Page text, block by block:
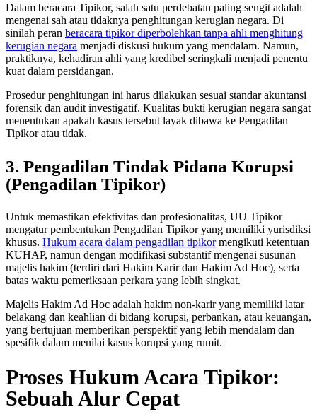
Dalam beracara Tipikor, salah satu perdebatan paling sengit adalah
mengenai sah atau tidaknya penghitungan kerugian negara. Di
sinilah peran beracara tipikor diperbolehkan tanpa ahli menghitung
kerugian negara menjadi diskusi hukum yang mendalam. Namun,
praktiknya, kehadiran ahli yang kredibel seringkali menjadi penentu
kuat dalam persidangan.
Prosedur penghitungan ini harus dilakukan sesuai standar akuntansi
forensik dan audit investigatif. Kualitas bukti kerugian negara sangat
menentukan apakah kasus tersebut layak dibawa ke Pengadilan
Tipikor atau tidak.
3. Pengadilan Tindak Pidana Korupsi
(Pengadilan Tipikor)
Untuk memastikan efektivitas dan profesionalitas, UU Tipikor
mengatur pembentukan Pengadilan Tipikor yang memiliki yurisdiksi
khusus. Hukum acara dalam pengadilan tipikormengikuti ketentuan
KUHAP, namun dengan modifikasi substantif mengenai susunan
majelis hakim (terdiri dari Hakim Karir dan Hakim Ad Hoc), serta
batas waktu pemeriksaan perkara yang lebih singkat.
Majelis Hakim Ad Hoc adalah hakim non-karir yang memiliki latar
belakang dan keahlian di bidang korupsi, perbankan, atau keuangan,
yang bertujuan memberikan perspektif yang lebih mendalam dan
spesifik dalam menilai kasus korupsi yang rumit.
Proses Hukum Acara Tipikor:
Sebuah Alur Cepat